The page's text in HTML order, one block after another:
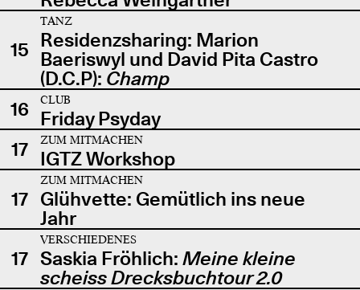
15
TANZ
Residenzsharing: Marion
Baeriswyl und David Pita Castro
(D.C.P): Champ
16
CLUB
Friday Psyday
17
ZUM MITMACHEN
IGTZ Workshop
17
ZUM MITMACHEN
Glühvette: Gemütlich ins neue
Jahr
17
VERSCHIEDENES
Saskia Fröhlich: Meine kleine
scheiss Drecksbuchtour 2.0